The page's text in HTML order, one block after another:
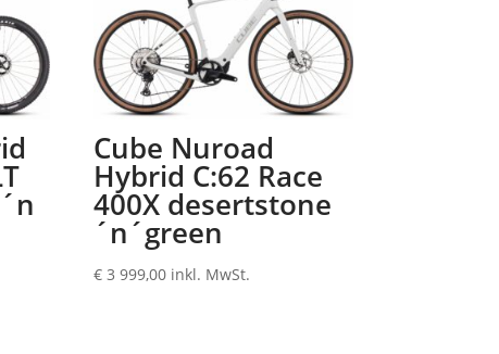
Cube Nuroad
Hybrid C:62 Race
400X desertstone
´n´green
€ 3 999,00 inkl. MwSt.